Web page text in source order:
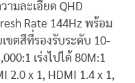
มละเอียด QHD
Rate 144Hz พร้อม
เขตสีที่รองรับระดับ 10-
เร่งไปได้ 80M:1
2.0 x 1, HDMI 1.4 x 1,